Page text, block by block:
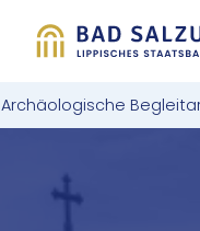
Archäologische